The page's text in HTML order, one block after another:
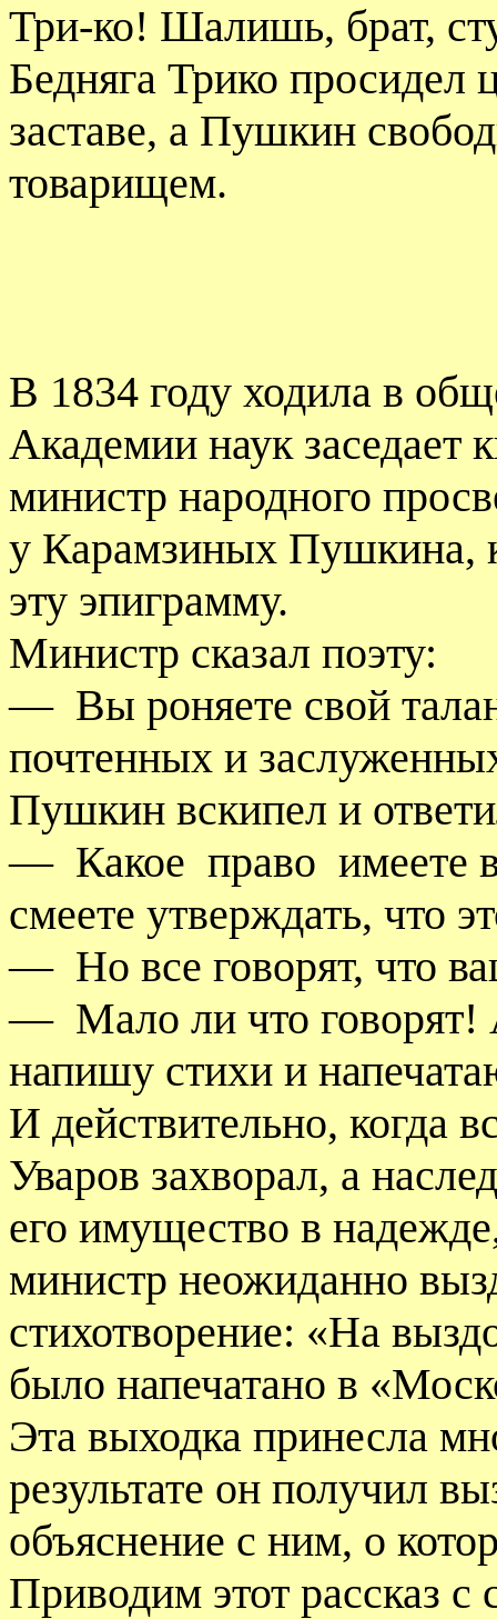
Три-ко! Шалишь, брат,
Бедняга Трико просидел
заставе, а Пушкин
товарищем.
В 1834 году ходила в
Академии наук заседает
министр народного
у Карамзиных Пушкина,
эту эпиграмму.
Министр сказал поэту:
— Вы роняете свой
почтенных и
Пушкин вскипел и
— Какое право имеете
смеете утверждать, что
— Но все говорят, что
— Мало ли что говорят!
напишу стихи и
И действительно, когда
Уваров захворал, а
его имущество в
министр неожиданно
стихотворение: «На
было напечатано в
Эта выходка принесла
результате он получил
объяснение с ним, о
Приводим этот рассказ